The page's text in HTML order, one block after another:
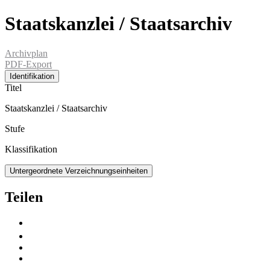
Staatskanzlei / Staatsarchiv
Archivplan
PDF-Export
Identifikation
Titel
Staatskanzlei / Staatsarchiv
Stufe
Klassifikation
Untergeordnete Verzeichnungseinheiten
Teilen